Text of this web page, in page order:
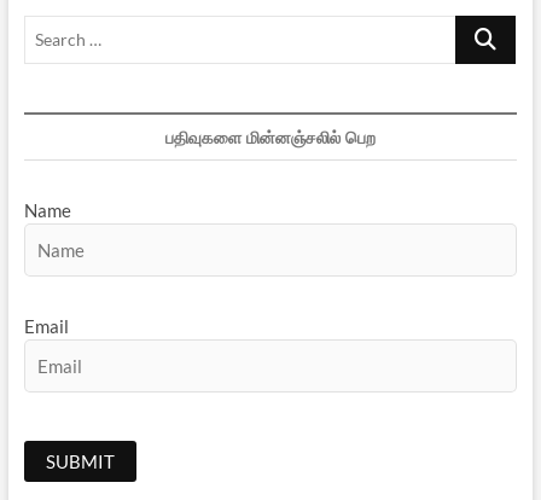
Search
பதிவுகளை மின்னஞ்சலில் பெற
Name
Email